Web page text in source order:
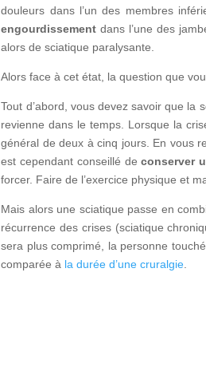
douleurs dans l’un des membres
engourdissement dans l’une des
alors de sciatique paralysante.
Alors face à cet état, la question que
Tout d’abord, vous devez savoir que la
revienne dans le temps. Lorsque la
général de deux à cinq jours. En vous
est cependant conseillé deconserver
forcer. Faire de l’exercice physique et
Mais alors une sciatique passe en
récurrence des crises (sciatique
sera plus comprimé, la personne
comparée à la durée d’une cruralgie